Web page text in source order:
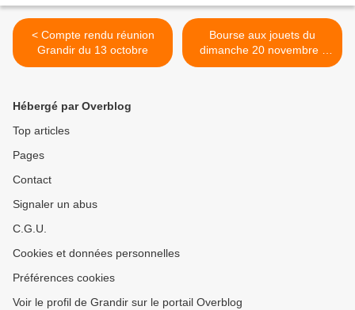
< Compte rendu réunion
Grandir du 13 octobre
Bourse aux jouets du
dimanche 20 novembre -
dernières tables disponibles
Hébergé par Overblog
Top articles
Pages
Contact
Signaler un abus
C.G.U.
Cookies et données personnelles
Préférences cookies
Voir le profil de Grandir sur le portail Overblog